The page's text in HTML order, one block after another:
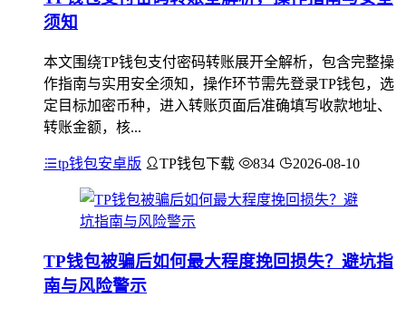
须知
本文围绕TP钱包支付密码转账展开全解析，包含完整操
作指南与实用安全须知，操作环节需先登录TP钱包，选
定目标加密币种，进入转账页面后准确填写收款地址、
转账金额，核...
tp钱包安卓版 TP钱包下载 834 2026-08-10
TP钱包被骗后如何最大程度挽回损失？避坑指
南与风险警示